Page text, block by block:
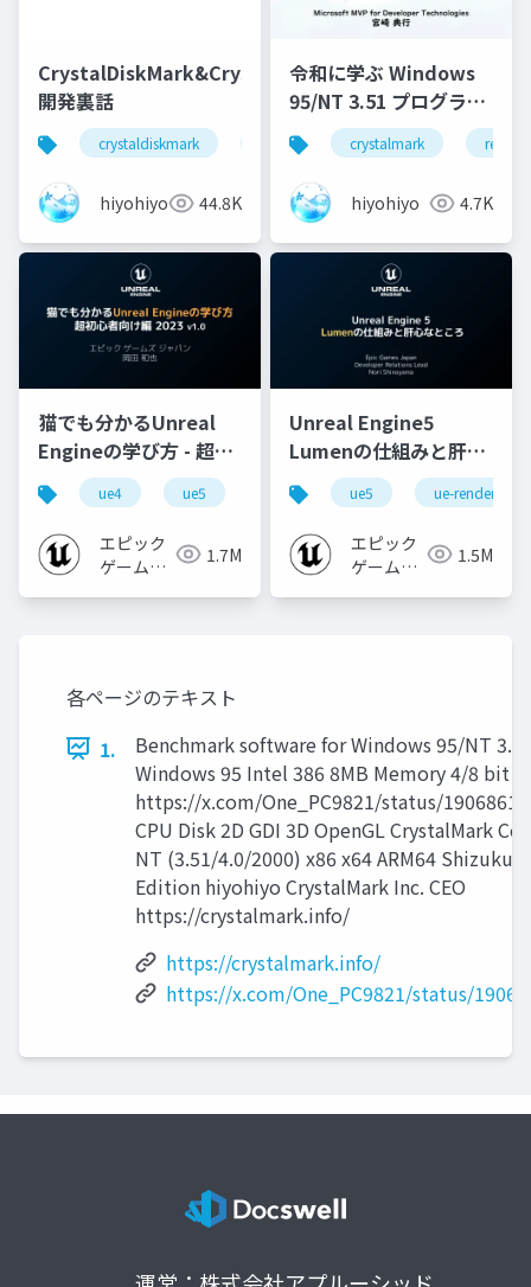
CrystalDiskMark&CrystalDiskInfo
開発裏話
crystaldiskmark crystaldiskinfo 個人開発
hiyohiyo 44.8K
令和に学ぶ Windows
95/NT 3.51 プログラミ
ングの闇魔術
crystalmark retro
hiyohiyo 4.7K
猫でも分かるUnreal
Engineの学び方 - 超初
心者向け編 - 2023 v1.0
ue4 ue5 ue-beginner
エピック
ゲームズ
1.7M
Unreal Engine5
Lumenの仕組みと肝心
なところ
ue5 ue-rendering
エピック
ゲームズ
1.5M
各ページのテキスト
1.
Benchmark software for Windows 95/NT
Windows 95 Intel 386 8MB Memory 4/8 bit
https://x.com/One_PC9821/status/
CPU Disk 2D GDI 3D OpenGL CrystalMark
NT (3.51/4.0/2000) x86 x64 ARM64 Shizuku
Edition hiyohiyo CrystalMark Inc. CEO
https://crystalmark.info/
https://crystalmark.info/
https://x.com/One_PC9821/status/